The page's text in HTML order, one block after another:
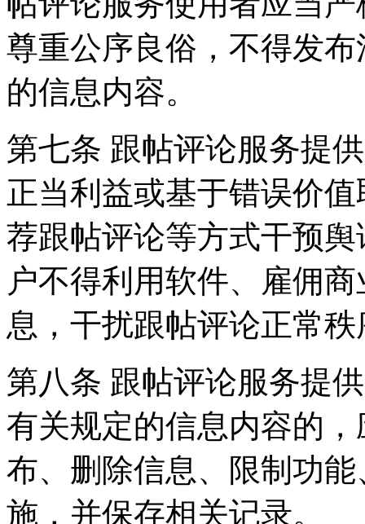
尊重公序良俗，不得发
的信息内容。
第七条 跟帖评论服务提
正当利益或基于错误价
荐跟帖评论等方式干预
户不得利用软件、雇佣
息，干扰跟帖评论正常
第八条 跟帖评论服务提
有关规定的信息内容的
布、删除信息、限制功
施，并保存相关记录。